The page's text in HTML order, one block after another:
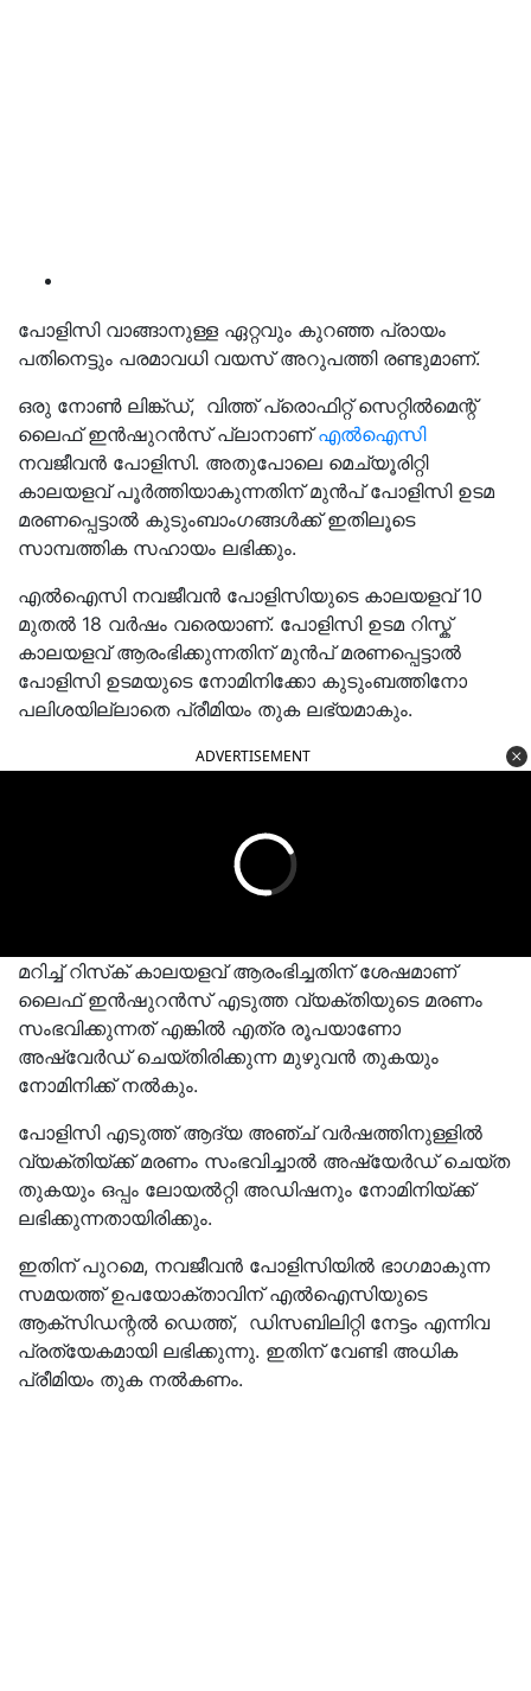
പോളിസി വാങ്ങാനുള്ള ഏറ്റവും കുറഞ്ഞ പ്രായം
പതിനെട്ടും പരമാവധി വയസ് അറുപത്തി രണ്ടുമാണ്.
ഒരു നോണ്‍ ലിങ്ക്ഡ്, വിത്ത് പ്രൊഫിറ്റ് സെറ്റില്‍മെന്റ്
ലൈഫ് ഇന്‍ഷുറന്‍സ് പ്ലാനാണ്എല്‍ഐസി
നവജീവന്‍ പോളിസി. അതുപോലെ മെച്യൂരിറ്റി
കാലയളവ് പൂര്‍ത്തിയാകുന്നതിന് മുൻപ് പോളിസി ഉടമ
മരണപ്പെട്ടാൽ കുടുംബാംഗങ്ങള്‍ക്ക് ഇതിലൂടെ
സാമ്പത്തിക സഹായം ലഭിക്കും.
എല്‍ഐസി നവജീവന്‍ പോളിസിയുടെ കാലയളവ് 10
മുതൽ 18 വർഷം വരെയാണ്. പോളിസി ഉടമ റിസ്ക്
കാലയളവ് ആരംഭിക്കുന്നതിന് മുൻപ് മരണപ്പെട്ടാൽ
പോളിസി ഉടമയുടെ നോമിനിക്കോ കുടുംബത്തിനോ
പലിശയില്ലാതെ പ്രീമിയം തുക ലഭ്യമാകും.
ADVERTISEMENT
മറിച്ച് റിസ്‌ക് കാലയളവ് ആരംഭിച്ചതിന് ശേഷമാണ്
ലൈഫ് ഇന്‍ഷുറൻസ് എടുത്ത വ്യക്തിയുടെ മരണം
സംഭവിക്കുന്നത് എങ്കില്‍ എത്ര രൂപയാണോ
അഷ്വേർഡ് ചെയ്തിരിക്കുന്ന മുഴുവന്‍ തുകയും
നോമിനിക്ക് നൽകും.
പോളിസി എടുത്ത് ആദ്യ അഞ്ച് വര്‍ഷത്തിനുള്ളിൽ
വ്യക്തിയ്ക്ക് മരണം സംഭവിച്ചാൽ അഷ്യേര്‍ഡ് ചെയ്ത
തുകയും ഒപ്പം ലോയല്‍റ്റി അഡിഷനും നോമിനിയ്ക്ക്
ലഭിക്കുന്നതായിരിക്കും.
ഇതിന് പുറമെ, നവജീവന്‍ പോളിസിയിൽ ഭാഗമാകുന്ന
സമയത്ത് ഉപയോക്താവിന് എല്‍ഐസിയുടെ
ആക്‌സിഡന്റല്‍ ഡെത്ത്, ഡിസബിലിറ്റി നേട്ടം എന്നിവ
പ്രത്യേകമായി ലഭിക്കുന്നു. ഇതിന് വേണ്ടി അധിക
പ്രീമിയം തുക നല്‍കണം.